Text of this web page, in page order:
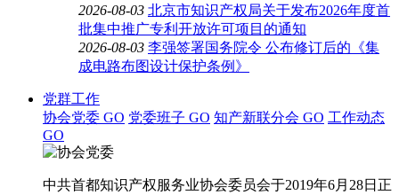
2026-08-03 北京市知识产权局关于发布2026年度首
批集中推广专利开放许可项目的通知
2026-08-03 李强签署国务院令 公布修订后的《集
成电路布图设计保护条例》
党群工作
协会党委 GO 党委班子 GO 知产新联分会 GO 工作动态
GO
中共首都知识产权服务业协会委员会于2019年6月28日正